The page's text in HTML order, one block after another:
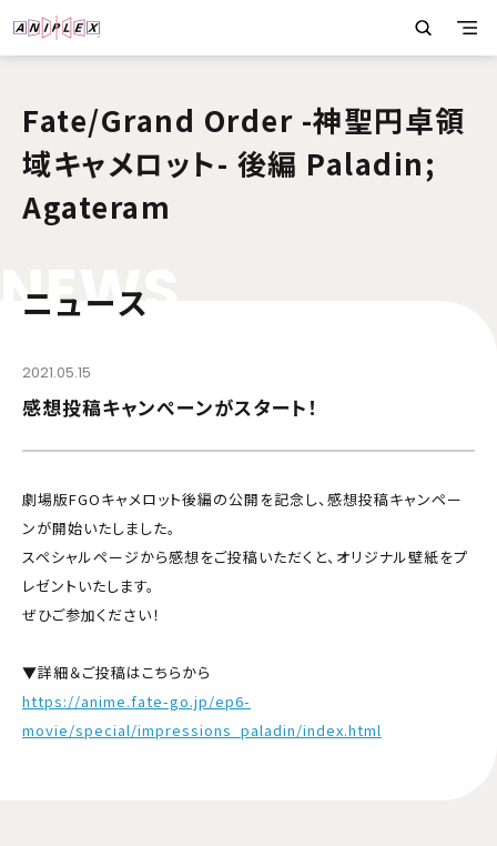
Fate/Grand Order -神聖円卓領
域キャメロット- 後編 Paladin;
Agateram
NEWS
ニュース
2021.05.15
感想投稿キャンぺーンがスタート！
劇場版FGOキャメロット後編の公開を記念し、感想投稿キャンペー
ンが開始いたしました。
スペシャルページから感想をご投稿いただくと、オリジナル壁紙をプ
レゼントいたします。
ぜひご参加ください！
▼詳細＆ご投稿はこちらから
https://anime.fate-go.jp/ep6-
movie/special/impressions_paladin/index.html